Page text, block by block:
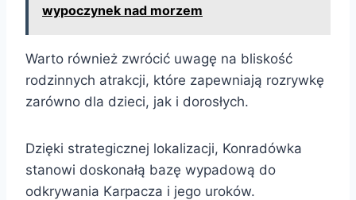
wypoczynek nad morzem
Warto również zwrócić uwagę na bliskość
rodzinnych atrakcji, które zapewniają rozrywkę
zarówno dla dzieci, jak i dorosłych.
Dzięki strategicznej lokalizacji, Konradówka
stanowi doskonałą bazę wypadową do
odkrywania Karpacza i jego uroków.